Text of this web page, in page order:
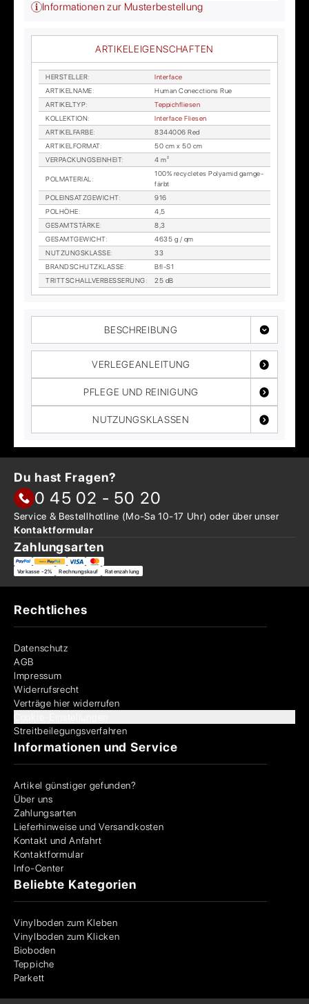
Informationen zur Musterbestellung
ARTIKELEIGENSCHAFTEN
HER­STEL­LER:
In­ter­face
AR­TI­KEL­NA­ME:
Hu­man Con­ecc­tions Rue
AR­TI­KEL­TYP:
Tep­pich­flie­sen
KOL­LEK­TI­ON:
In­ter­face Flie­sen
AR­TI­KEL­FAR­BE:
8344006 Red
AR­TI­KEL­FOR­MAT:
50 cm x 50 cm
VER­PA­CKUNGS­EIN­HEIT: 4 m²
POL­MA­TE­RI­AL :
100% re­cy­cle­tes Po­ly­amid garn­ge­
färbt
POL­EIN­SATZ­GE­WICHT:
916
POL­HÖ­HE:
4,5
GE­SAMT­STÄR­KE:
8,3
GE­SAMT­GE­WICHT:
4635 g / qm
NUT­ZUNGS­KLAS­SE:
33
BRAND­SCHUTZ­KLAS­SE:
Bfl-S1
TRITT­SCHALL­VER­BES­SE­RUNG: 25 dB
BESCHREIBUNG
VERLEGEANLEITUNG
PFLEGE UND REINIGUNG
NUTZUNGSKLASSEN
Du hast Fragen?
0 45 02 - 50 20
Service & Bestellhotline (Mo-Sa 10-17 Uhr) oder überunser
Kontaktformular
Zahlungsarten
Vorkasse -2% Rechnungskauf Ratenzahlung
Rechtliches
Datenschutz
AGB
Impressum
Widerrufsrecht
Verträge hier widerrufen
Streitbeilegungsverfahren
Informationen und Service
Artikel günstiger gefunden?
Über uns
Zahlungsarten
Lieferhinweise und Versandkosten
Kontakt und Anfahrt
Kontaktformular
Info-Center
Beliebte Kategorien
Vinylboden zum Kleben
Vinylboden zum Klicken
Bioboden
Teppiche
Parkett